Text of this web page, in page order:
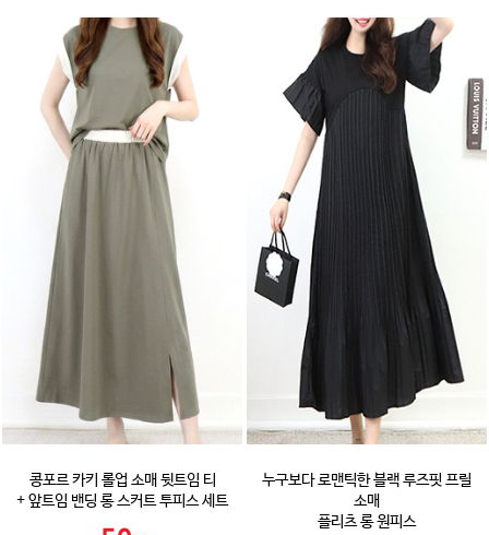
콩포르 카키 롤업 소매 뒷트임 티
+ 앞트임 밴딩 롱 스커트 투피스 세트
누구보다 로맨틱한 블랙 루즈핏 프릴
소매
플리츠 롱 원피스